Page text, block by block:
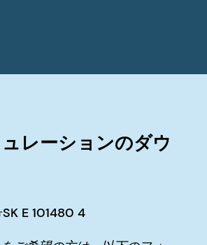
レーションのダウ
E 101480 4